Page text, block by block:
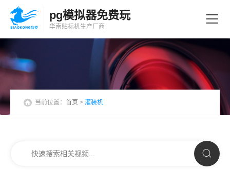
pg模拟器免费玩
华南贴标机生产厂商
当前位置： 首页 > 灌装机